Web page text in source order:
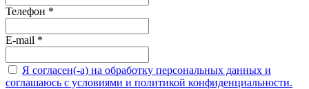
Телефон *
E-mail *
Я согласен(-а) на обработку персональных данных и
соглашаюсь с условиями и политикой конфиденциальности.